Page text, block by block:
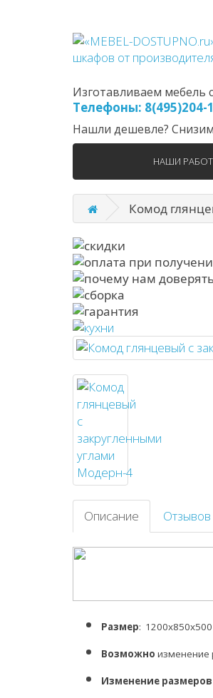
Изготавливаем мебель
Телефоны: 8(495)204-
Нашли дешевле?
НАШИ
Комод
Описание Отзывов
Размер:
Возможно изменение
Изменение размеров